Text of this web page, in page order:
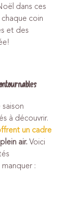
dans ces
coin
et des
à découvrir.
un cadre
air. Voici
: